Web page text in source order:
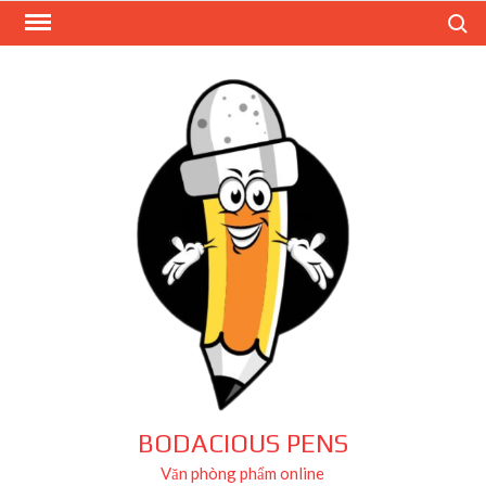
Skip
BODACIOUS PENS
Văn phòng phẩm online